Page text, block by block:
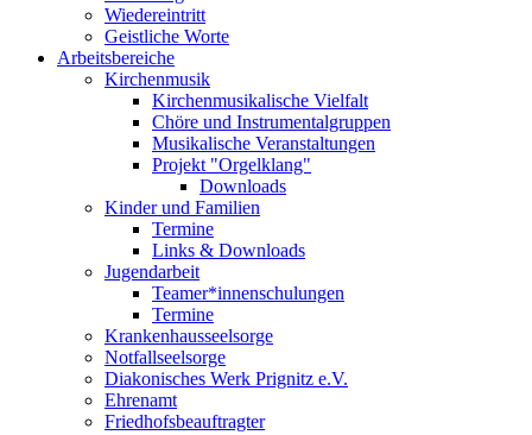
Wiedereintritt
Geistliche Worte
Arbeitsbereiche
Kirchenmusik
Kirchenmusikalische Vielfalt
Chöre und Instrumentalgruppen
Musikalische Veranstaltungen
Projekt "Orgelklang"
Downloads
Kinder und Familien
Termine
Links & Downloads
Jugendarbeit
Teamer*innenschulungen
Termine
Krankenhausseelsorge
Notfallseelsorge
Diakonisches Werk Prignitz e.V.
Ehrenamt
Friedhofsbeauftragter